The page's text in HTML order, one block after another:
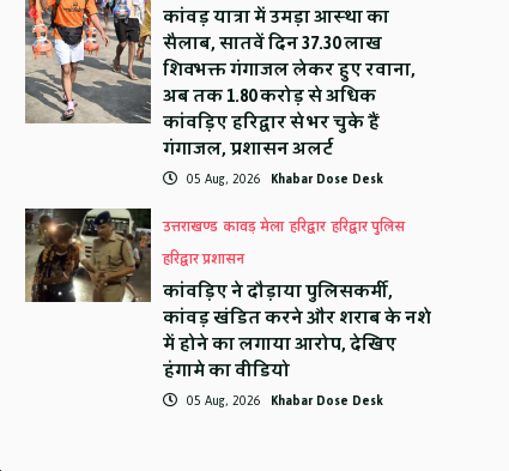
कांवड़ यात्रा में उमड़ा आस्था का
सैलाब, सातवें दिन 37.30 लाख
शिवभक्त गंगाजल लेकर हुए रवाना,
अब तक 1.80 करोड़ से अधिक
कांवड़िए हरिद्वार से भर चुके हैं
गंगाजल, प्रशासन अलर्ट
05 Aug, 2026 Khabar Dose Desk
उत्तराखण्ड कावड़ मेला हरिद्वार हरिद्वार पुलिस
हरिद्वार प्रशासन
कांवड़िए ने दौड़ाया पुलिसकर्मी,
कांवड़ खंडित करने और शराब के नशे
में होने का लगाया आरोप, देखिए
हंगामे का वीडियो
05 Aug, 2026 Khabar Dose Desk